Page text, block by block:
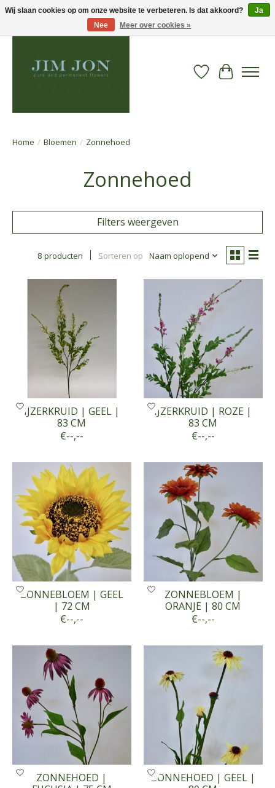
Verlanglijst
Home / Bloemen / Zonnehoed
Zonnehoed
Filters weergeven
8 producten Sorteren op Naam oplopend
IJZERKRUID | GEEL |
83 CM
€--,--
IJZERKRUID | ROZE |
83 CM
€--,--
ZONNEBLOEM | GEEL
| 72 CM
€--,--
ZONNEBLOEM |
ORANJE | 80 CM
€--,--
ZONNEHOED |
ZONNEHOED | GEEL |
Wij slaan cookies op om onze website te verbeteren. Is dat akkoord?
Ja
Nee
Meer over cookies »